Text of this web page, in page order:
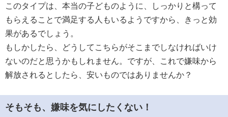
このタイプは、本当の子どものように、しっかりと構って
もらえることで満足する人もいるようですから、きっと効
果があるでしょう。
もしかしたら、どうしてこちらがそこまでしなければいけ
ないのだと思うかもしれません。ですが、これで嫌味から
解放されるとしたら、安いものではありませんか？
そもそも、嫌味を気にしたくない！